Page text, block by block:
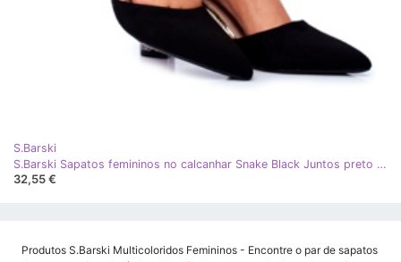
S.Barski
S.Barski Sapatos femininos no calcanhar Snake Black Juntos preto multicolorido
32,55 €
Produtos S.Barski Multicoloridos Femininos - Encontre o par de sapatos